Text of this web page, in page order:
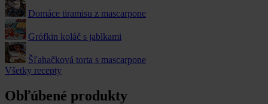
Domáce tiramisu z mascarpone
Grófkin koláč s jablkami
Šľahačková torta s mascarpone
Všetky recepty
Obľúbené produkty